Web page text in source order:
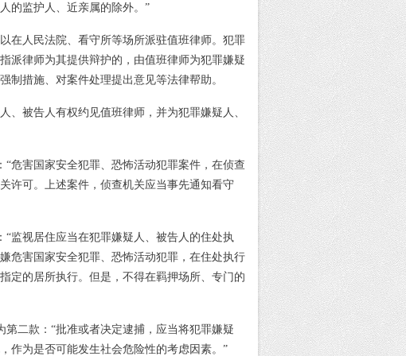
的监护人、近亲属的除外。”
在人民法院、看守所等场所派驻值班律师。犯罪
派律师为其提供辩护的，由值班律师为犯罪嫌疑
制措施、对案件处理提出意见等法律帮助。
、被告人有权约见值班律师，并为犯罪嫌疑人、
“危害国家安全犯罪、恐怖活动犯罪案件，在侦查
许可。上述案件，侦查机关应当事先通知看守
“监视居住应当在犯罪嫌疑人、被告人的住处执
危害国家安全犯罪、恐怖活动犯罪，在住处执行
定的居所执行。但是，不得在羁押场所、专门的
二款： “批准或者决定逮捕，应当将犯罪嫌疑
作为是否可能发生社会危险性的考虑因素。”